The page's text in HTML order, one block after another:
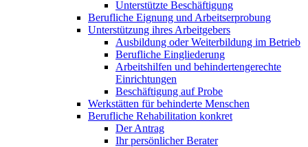
Unterstützte Beschäftigung
Berufliche Eignung und Arbeitserprobung
Unterstützung ihres Arbeitgebers
Ausbildung oder Weiterbildung im Betrieb
Berufliche Eingliederung
Arbeitshilfen und behindertengerechte
Einrichtungen
Beschäftigung auf Probe
Werkstätten für behinderte Menschen
Berufliche Rehabilitation konkret
Der Antrag
Ihr persönlicher Berater